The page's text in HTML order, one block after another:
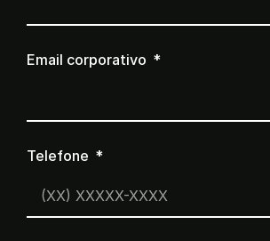
Email corporativo
Telefone